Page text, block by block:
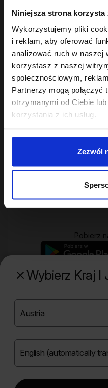
Niniejsza strona
Wykorzystujemy pliki
i reklam, aby oferować
analizować ruch w naszej
korzystasz z naszej
społecznościowym,
Partnerzy mogą
otrzymanymi od Ciebie
korzystania z ich usług.
Zezwól
Wybierz Kraj I
Maska do laminacji
22,49 zł
Najniższa cena z 30 dni przed
Sklep
Twoje konto
Pobierz
Poznaj